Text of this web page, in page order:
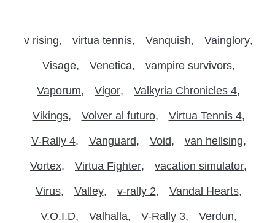
v rising virtua tennis Vanquish Vainglory
Visage Venetica vampire survivors
Vaporum Vigor Valkyria Chronicles 4
Vikings Volver al futuro Virtua Tennis 4
V-Rally 4 Vanguard Void van hellsing
Vortex Virtua Fighter vacation simulator
Virus Valley v-rally 2 Vandal Hearts
V.O.I.D Valhalla V-Rally 3 Verdun